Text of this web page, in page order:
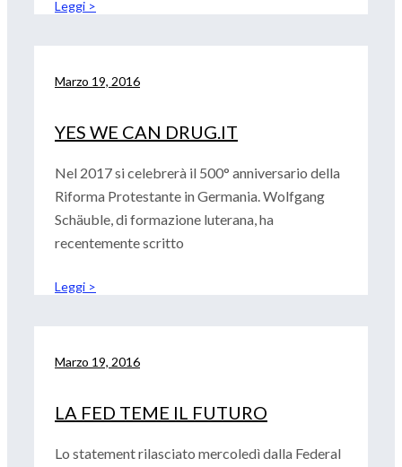
Leggi >
Marzo 19, 2016
YES WE CAN DRUG.IT
Nel 2017 si celebrerà il 500° anniversario della
Riforma Protestante in Germania. Wolfgang
Schäuble, di formazione luterana, ha
recentemente scritto
Leggi >
Marzo 19, 2016
LA FED TEME IL FUTURO
Lo statement rilasciato mercoledì dalla Federal